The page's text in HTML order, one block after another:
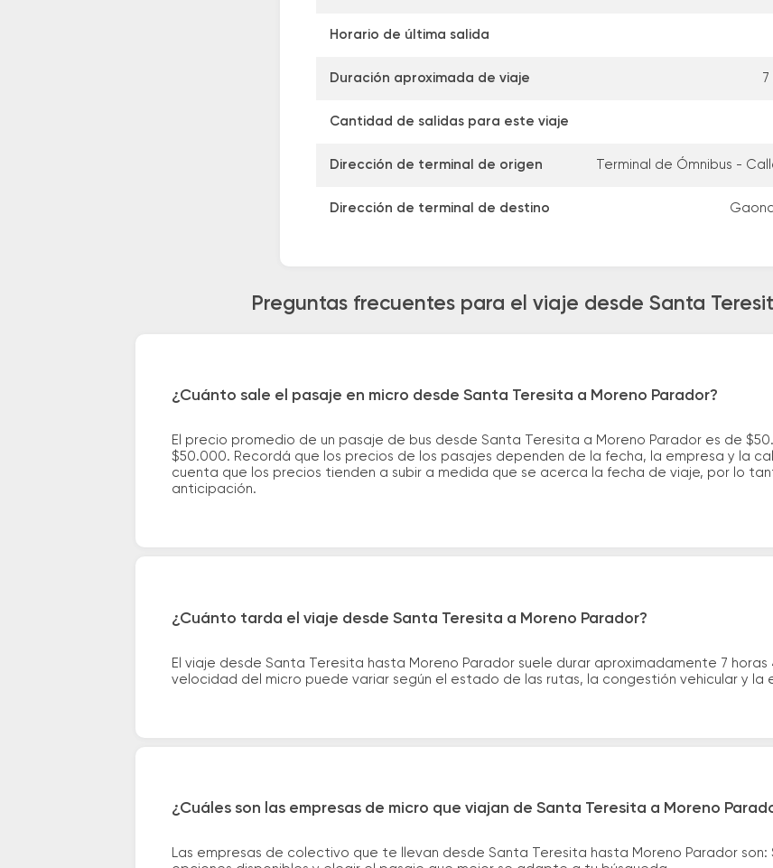
Horario de última salida
Duración aproximada de viaje
Cantidad de salidas para este viaje
Dirección de terminal de origen Terminal de Ómnibus -
Dirección de terminal de destino
Preguntas frecuentes para el viaje desde Santa
¿Cuánto sale el pasaje en micro desde Santa Teresita a Moreno Parador?
El precio promedio de un pasaje de bus desde Santa Teresita a Moreno Parador es de
$50.000. Recordá que los precios de los pasajes dependen de la fecha, la empresa y la
cuenta que los precios tienden a subir a medida que se acerca la fecha de viaje, por lo
anticipación.
¿Cuánto tarda el viaje desde Santa Teresita a Moreno Parador?
El viaje desde Santa Teresita hasta Moreno Parador suele durar aproximadamente 7
velocidad del micro puede variar según el estado de las rutas, la congestión vehicular y
¿Cuáles son las empresas de micro que viajan de Santa Teresita a Moreno
Las empresas de colectivo que te llevan desde Santa Teresita hasta Moreno Parador son: